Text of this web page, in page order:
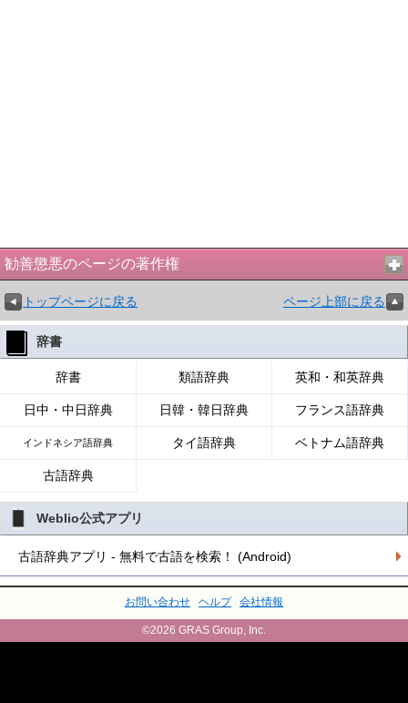
勧善懲悪のページの著作権
トップページに戻る ページ上部に戻る
辞書
辞書 類語辞典 英和・和英辞典
日中・中日辞典 日韓・韓日辞典 フランス語辞典
インドネシア語辞典 タイ語辞典 ベトナム語辞典
古語辞典
Weblio公式アプリ
古語辞典アプリ - 無料で古語を検索！ (Android)
お問い合わせ ヘルプ 会社情報
©2026 GRAS Group, Inc.